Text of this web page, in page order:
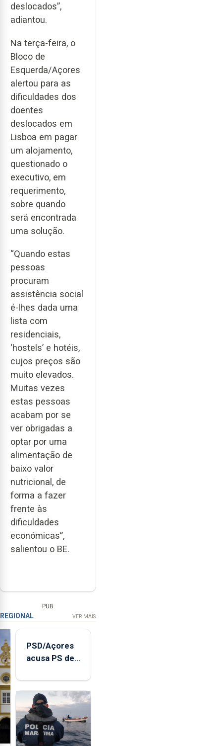
deslocados”,
adiantou.
Na terça-feira, o
Bloco de
Esquerda/Açores
alertou para as
dificuldades dos
doentes
deslocados em
Lisboa em pagar
um alojamento,
questionado o
executivo, em
requerimento,
sobre quando
será encontrada
uma solução.
“Quando estas
pessoas
procuram
assistência social
é-lhes dada uma
lista com
residenciais,
‘hostels’ e hotéis,
cujos preços são
muito elevados.
Muitas vezes
estas pessoas
acabam por se
ver obrigadas a
optar por uma
alimentação de
baixo valor
nutricional, de
forma a fazer
frente às
dificuldades
económicas”,
salientou o BE.
PUB
REGIONAL VER MAIS
PSD/Açores
acusa PS de
contraditória"
sobre
evolução
turística